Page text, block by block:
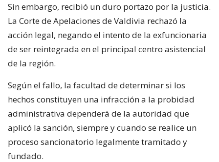
Sin embargo, recibió un duro portazo por la justicia.
La Corte de Apelaciones de Valdivia rechazó la
acción legal, negando el intento de la exfuncionaria
de ser reintegrada en el principal centro asistencial
de la región.
Según el fallo, la facultad de determinar si los
hechos constituyen una infracción a la probidad
administrativa dependerá de la autoridad que
aplicó la sanción, siempre y cuando se realice un
proceso sancionatorio legalmente tramitado y
fundado.